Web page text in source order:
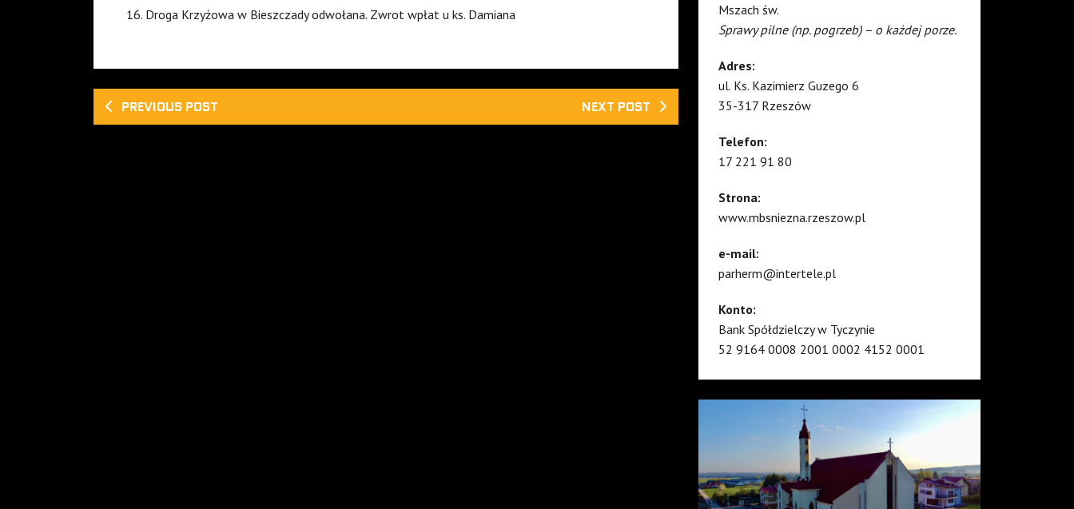
Droga Krzyżowa w Bieszczady odwołana. Zwrot wpłat u ks. Damiana
PREVIOUS POST NEXT POST
Mszach św.
Sprawy pilne (np. pogrzeb) – o każdej porze.
Adres:
ul. Ks. Kazimierz Guzego 6
35-317 Rzeszów
Telefon:
17 221 91 80
Strona:
www.mbsniezna.rzeszow.pl
e-mail:
parherm@intertele.pl
Konto:
Bank Spółdzielczy w Tyczynie
52 9164 0008 2001 0002 4152 0001